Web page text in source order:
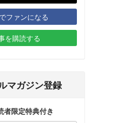
ファンになる
を購読する
マガジン登録
者限定特典付き